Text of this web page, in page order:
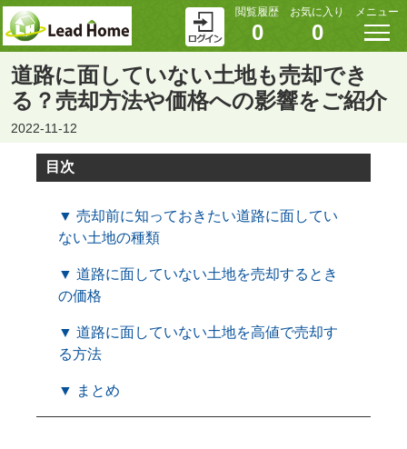
閲覧履歴
0
お気に入り
0
メニュー
道路に面していない土地も売却でき
る？売却方法や価格への影響をご紹介
2022-11-12
目次
▼ 売却前に知っておきたい道路に面してい
ない土地の種類
▼ 道路に面していない土地を売却するとき
の価格
▼ 道路に面していない土地を高値で売却す
る方法
▼ まとめ